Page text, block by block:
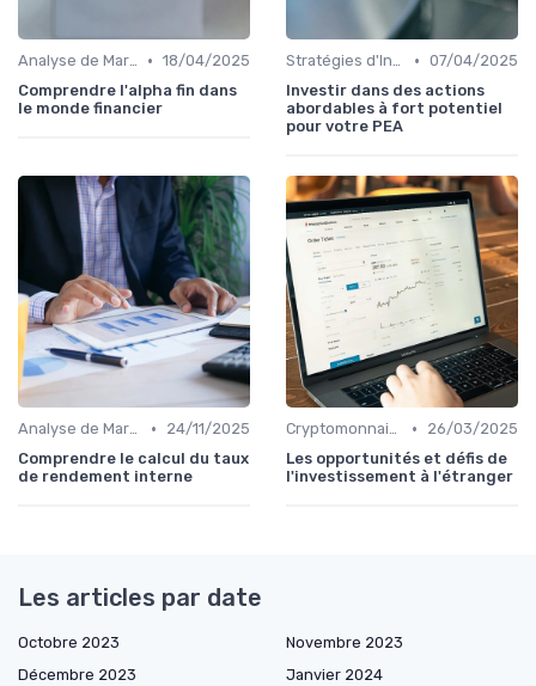
Analyse de Marché et Prévisions • 18/04/2025
Comprendre l'alpha fin dans
le monde financier
Stratégies d'Investissement en Bourse • 07/04/2025
Investir dans des actions
abordables à fort potentiel
pour votre PEA
Analyse de Marché et Prévisions •
24/11/2025
Comprendre le calcul du taux
de rendement interne
Cryptomonnaies et Investissements Alternatifs •
26/03/2025
Les opportunités et défis de
l'investissement à l'étranger
Les articles par date
Octobre 2023
Novembre 2023
Décembre 2023
Janvier 2024